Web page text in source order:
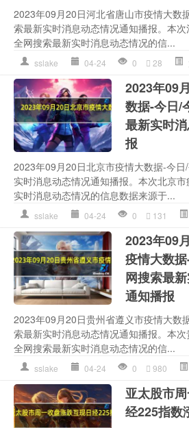
2023年09月20日河北省唐山市疫情大数
索最新实时消息动态情况通知播报。本
全网搜索最新实时消息动态情况的信...
sslake 04-24 0 28
2023年09
数据-今日/
最新实时
报
2023年09月20日北京市疫情大数据-今
实时消息动态情况通知播报。本次北京
实时消息动态情况的信息数据来源于...
sslake 04-24 0 131
2023年09
疫情大数
网搜索最
通知播报
2023年09月20日贵州省遵义市疫情大数
索最新实时消息动态情况通知播报。本
全网搜索最新实时消息动态情况的信...
sslake 04-24 0 980
亚太股市
经225指数